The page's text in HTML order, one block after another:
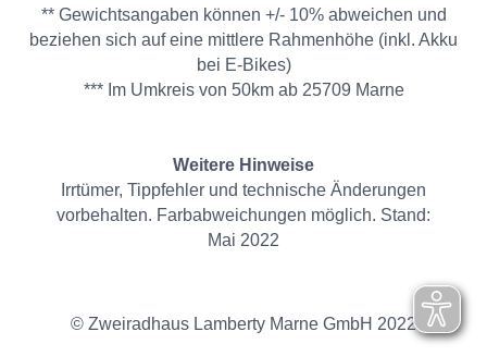
** Gewichtsangaben können +/- 10% abweichen und
beziehen sich auf eine mittlere Rahmenhöhe (inkl. Akku
bei E-Bikes)
*** Im Umkreis von 50km ab 25709 Marne
Weitere Hinweise
Irrtümer, Tippfehler und technische Änderungen
vorbehalten. Farbabweichungen möglich. Stand:
Mai 2022
© Zweiradhaus Lamberty Marne GmbH 2022